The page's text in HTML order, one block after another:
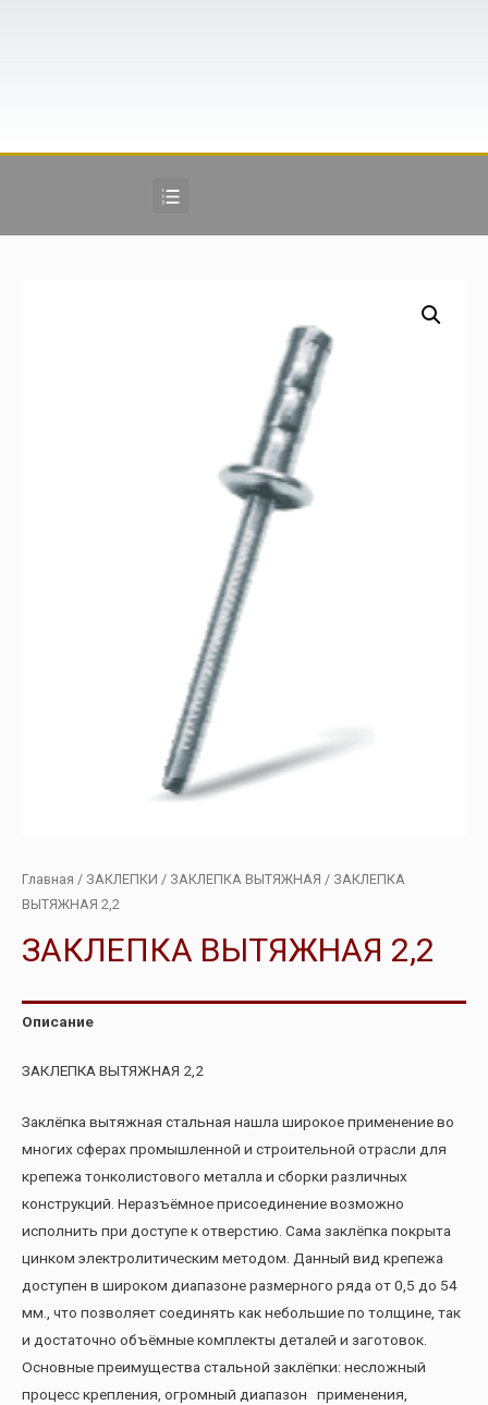
Главная / ЗАКЛЕПКИ / ЗАКЛЕПКА ВЫТЯЖНАЯ / ЗАКЛЕПКА
ВЫТЯЖНАЯ 2,2
ЗАКЛЕПКА ВЫТЯЖНАЯ 2,2
Описание
ЗАКЛЕПКА ВЫТЯЖНАЯ 2,2
Заклёпка вытяжная стальная нашла широкое применение во
многих сферах промышленной и строительной отрасли для
крепежа тонколистового металла и сборки различных
конструкций. Неразъёмное присоединение возможно
исполнить при доступе к отверстию. Сама заклёпка покрыта
цинком электролитическим методом. Данный вид крепежа
доступен в широком диапазоне размерного ряда от 0,5 до 54
мм., что позволяет соединять как небольшие по толщине, так
и достаточно объёмные комплекты деталей и заготовок.
Основные преимущества стальной заклёпки: несложный
процесс крепления, огромный диапазон применения,